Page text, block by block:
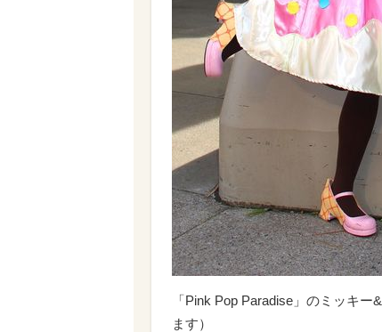
「Pink Pop Paradise」のミッキ
ます）